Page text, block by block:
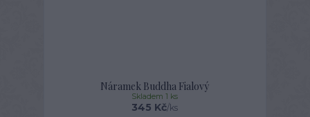
Náramek Buddha Fialový
345 Kč/ks
Skladem 1 ks